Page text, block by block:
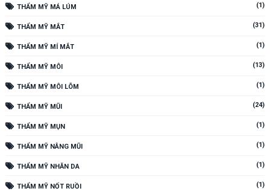
THẨM MỸ MÁ LÚM (1)
THẨM MỸ MẮT (31)
THẨM MỸ MÍ MẮT (1)
THẨM MỸ MÔI (13)
THẨM MỸ MÔI LÕM (1)
THẨM MỸ MŨI (24)
THẨM MỸ MỤN (1)
THẨM MỸ NÂNG MŨI (1)
THẨM MỸ NHĂN DA (1)
THẨM MỸ NỐT RUỒI (1)